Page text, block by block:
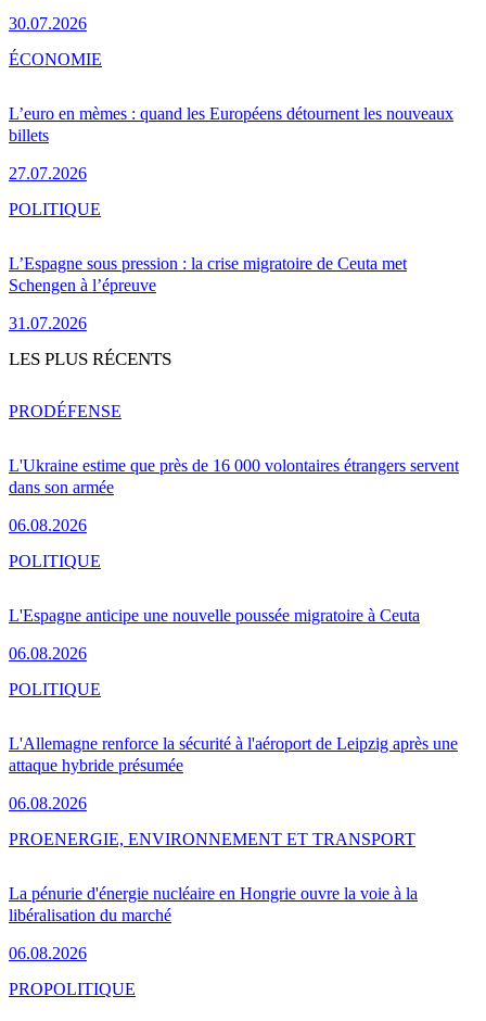
30.07.2026
L’euro en mèmes : quand les Européens détournent les nouveaux
billets
27.07.2026
ÉCONOMIE
L’Espagne sous pression : la crise migratoire de Ceuta met
Schengen à l’épreuve
31.07.2026
POLITIQUE
LES PLUS RÉCENTS
L'Ukraine estime que près de 16 000 volontaires étrangers servent
dans son armée
06.08.2026
PRODÉFENSE
L'Espagne anticipe une nouvelle poussée migratoire à Ceuta
06.08.2026
POLITIQUE
L'Allemagne renforce la sécurité à l'aéroport de Leipzig après une
attaque hybride présumée
06.08.2026
POLITIQUE
La pénurie d'énergie nucléaire en Hongrie ouvre la voie à la
libéralisation du marché
06.08.2026
PROENERGIE, ENVIRONNEMENT ET TRANSPORT
PROPOLITIQUE